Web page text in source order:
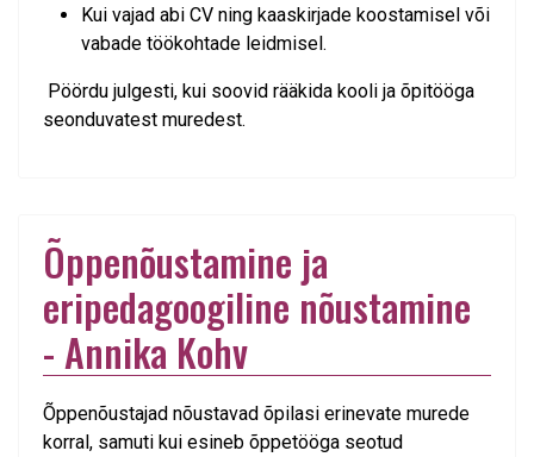
Kui vajad abi CV ning kaaskirjade koostamisel või
vabade töökohtade leidmisel.
Pöördu julgesti, kui soovid rääkida kooli ja õpitööga
seonduvatest muredest.
Õppenõustamine ja
eripedagoogiline nõustamine
- Annika Kohv
Õppenõustajad nõustavad õpilasi erinevate murede
korral, samuti kui esineb õppetööga seotud